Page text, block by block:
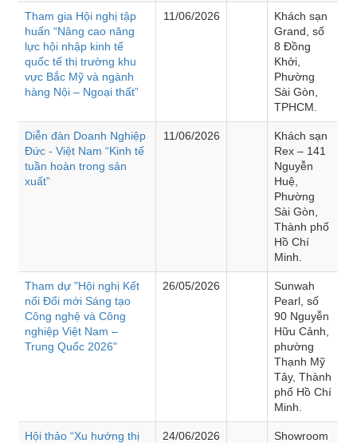
Tham gia Hội nghị tập
huấn “Nâng cao năng
lực hội nhập kinh tế
quốc tế thị trường khu
vực Bắc Mỹ và ngành
hàng Nội – Ngoại thất”
11/06/2026
Khách sạn
Grand, số
8 Đồng
Khởi,
Phường
Sài Gòn,
TPHCM.
Diễn đàn Doanh Nghiệp
Đức - Việt Nam “Kinh tế
tuần hoàn trong sản
xuất”
11/06/2026
Khách sạn
Rex – 141
Nguyễn
Huệ,
Phường
Sài Gòn,
Thành phố
Hồ Chí
Minh.
Tham dự "Hội nghị Kết
nối Đổi mới Sáng tạo
Công nghệ và Công
nghiệp Việt Nam –
Trung Quốc 2026"
26/05/2026
Sunwah
Pearl, số
90 Nguyễn
Hữu Cảnh,
phường
Thạnh Mỹ
Tây, Thành
phố Hồ Chí
Minh.
Hội thảo “Xu hướng thị
24/06/2026
Showroom